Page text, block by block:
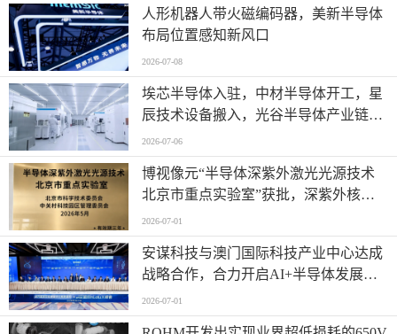
人形机器人带火磁编码器，美新半导体
布局位置感知新风口
2026-07-08
埃芯半导体入驻，中材半导体开工，星
辰技术设备搬入，光谷半导体产业链有
新进展→
2026-07-06
博视像元“半导体深紫外激光光源技术
北京市重点实验室”获批，深紫外核心
技术再获权威认可
2026-07-01
安谋科技与澳门国际科技产业中心达成
战略合作，合力开启AI+半导体发展
“芯”篇章
2026-07-01